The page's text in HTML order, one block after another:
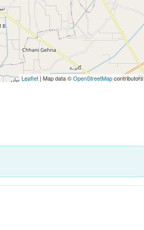
Leaflet | Map data ©OpenStreetMapcontributors